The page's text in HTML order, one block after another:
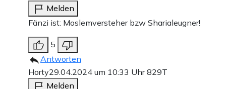
Melden
Fänzi ist: Moslemversteher bzw Sharialeugner!
5
Antworten
Horty29.04.2024 um 10:33 Uhr829T
Melden